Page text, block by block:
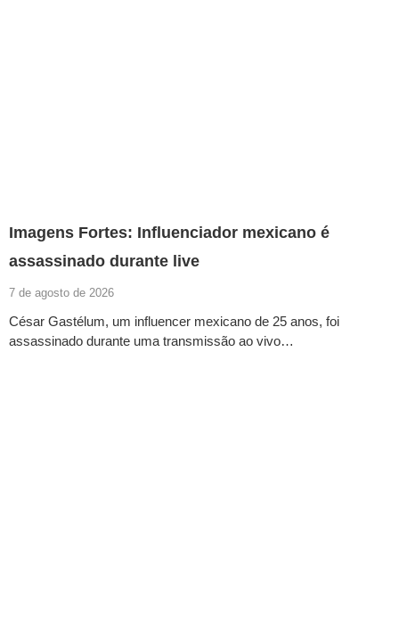
Imagens Fortes: Influenciador mexicano é
assassinado durante live
7 de agosto de 2026
César Gastélum, um influencer mexicano de 25 anos, foi
assassinado durante uma transmissão ao vivo…